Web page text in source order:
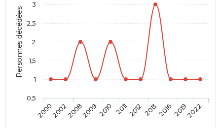
Personnes décédées
20002002200820092010 201120122013201620192022
0,5
1
1,5
2
2,5
3